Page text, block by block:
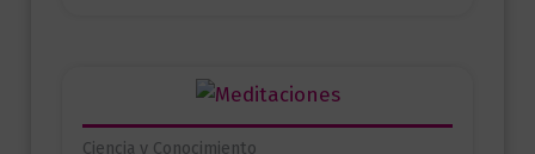
Ciencia y Conocimiento